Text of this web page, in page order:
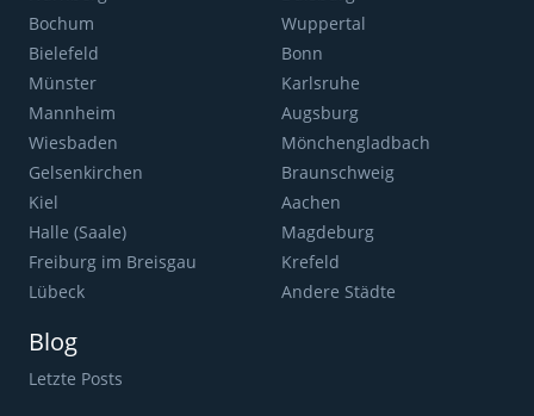
Bochum
Wuppertal
Bielefeld
Bonn
Münster
Karlsruhe
Mannheim
Augsburg
Wiesbaden
Mönchengladbach
Gelsenkirchen
Braunschweig
Kiel
Aachen
Halle (Saale)
Magdeburg
Freiburg im Breisgau
Krefeld
Lübeck
Andere Städte
Blog
Letzte Posts